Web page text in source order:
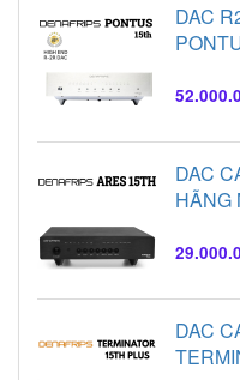
DAC R2R
DAC
HÃNG
DAC